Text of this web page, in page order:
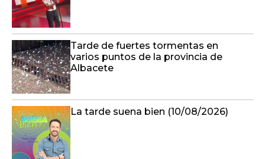
Tarde de fuertes tormentas en
varios puntos de la provincia de
Albacete
La tarde suena bien (10/08/2026)